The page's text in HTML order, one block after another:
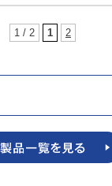
1 / 2 1 2